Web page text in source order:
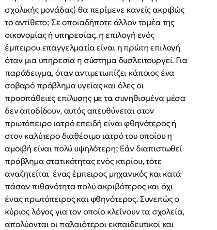
σχολικής μονάδας) θα περίμενε κανείς ακριβώς
το αντίθετο; Σε οποιαδήποτε άλλον τομέα της
οικονομίας ή υπηρεσίας, η επιλογή ενός
έμπειρου επαγγελματία είναι η πρώτη επιλογή
όταν μια υπηρεσία η σύστημα δυσλειτουργεί. Για
παράδειγμα, όταν αντιμετωπίζει κάποιος ένα
σοβαρό πρόβλημα υγείας και όλες οι
προσπάθειες επίλυσης με τα συνηθισμένα μέσα
δεν αποδίδουν, αυτός απευθύνεται στον
πρωτόπειρο ιατρό επειδή είναι φθηνότερος ή
στον καλύτερο διαθέσιμο ιατρό του οποίου η
αμοιβή είναι πολύ υψηλότερη; Εάν διαπιστωθεί
πρόβλημα στατικότητας ενός κτιρίου, τότε
αναζητείται ένας έμπειρος μηχανικός και κατά
πάσαν πιθανότητα πολύ ακριβότερος και όχι
ένας πρωτόπειρος και φθηνότερος. Συνεπώς ο
κύριος λόγος για τον οποίο κλείνουν τα σχολεία,
απολύονται οι παλαιότεροι εκπαιδευτικοί και